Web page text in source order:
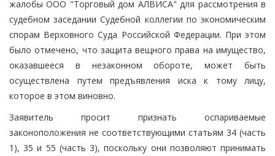
жалобы ООО "Торговый дом АЛВИСА" для рассмотрения в
судебном заседании Судебной коллегии по экономическим
спорам Верховного Суда Российской Федерации. При этом
было отмечено, что защита вещного права на имущество,
оказавшееся в незаконном обороте, может быть
осуществлена путем предъявления иска к тому лицу,
которое в этом виновно.
Заявитель просит признать оспариваемые
законоположения не соответствующими статьям 34 (часть
1), 35 и 55 (часть 3), поскольку они позволяют принимать